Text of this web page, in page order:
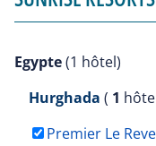
Egypte(1 hôtel)
Hurghada ( 1
Premier Le Reve